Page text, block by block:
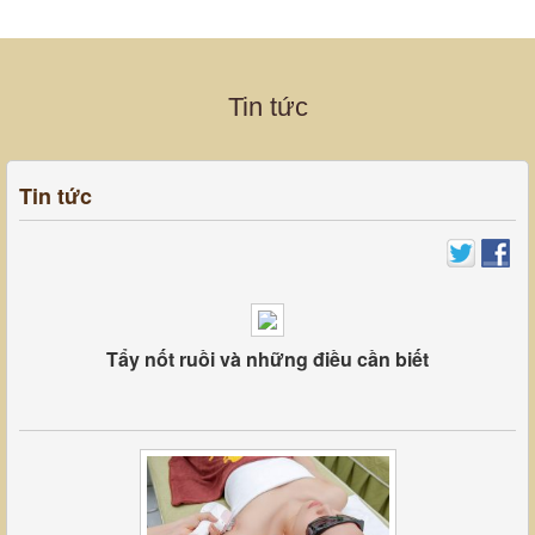
Tin tức
Tin tức
Tẩy nốt ruồi và những điều cần biết